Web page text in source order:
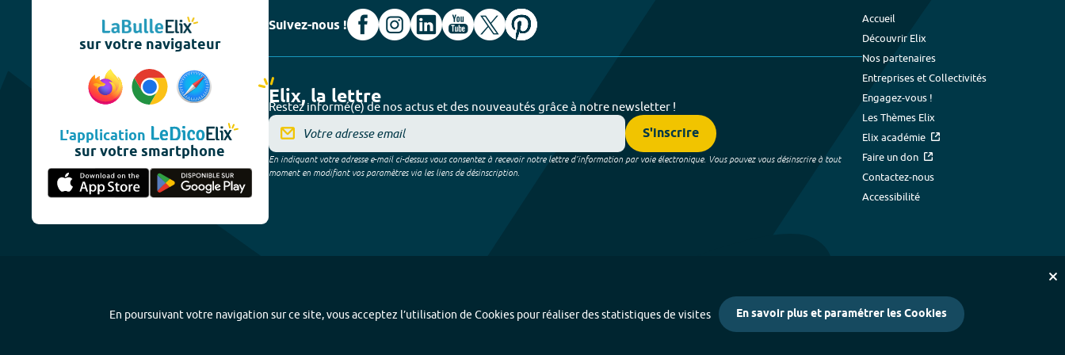
sur votre navigateur
L'application
sur votre smartphone
Suivez-nous !
Elix, la lettre
Restez informé(e) de nos actus et des nouveautés grâce à notre newsletter !
S'inscrire
En indiquant votre adresse e-mail ci-dessus vous consentez à recevoir notre lettre d’information par voie électronique. Vous pouvez vous désinscrire à tout
moment en modifiant vos paramètres via les liens de désinscription.
Accueil
Découvrir Elix
Nos partenaires
Entreprises et Collectivités
Engagez-vous !
Les Thèmes Elix
Elix académie
Faire un don
Contactez-nous
Accessibilité
En poursuivant votre navigation sur ce site, vous acceptez l’utilisation de Cookies pour réaliser des statistiques de visites En savoir plus et paramétrer les Cookies